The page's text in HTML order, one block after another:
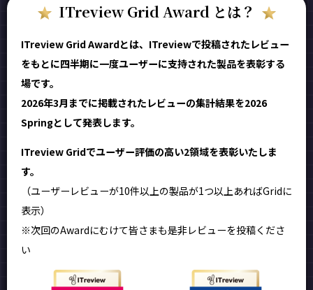
ITreview Grid Award とは？
ITreview Grid Awardとは、ITreviewで投稿されたレビュー
をもとに四半期に一度ユーザーに支持された製品を表彰する
場です。
2026年3月までに掲載されたレビューの集計結果を2026
Springとして発表します。
ITreview Gridでユーザー評価の高い2領域を表彰いたしま
す。
（ユーザーレビューが10件以上の製品が1つ以上あればGridに
表示）
※次回のAwardにむけて皆さまも是非レビューを投稿くださ
い